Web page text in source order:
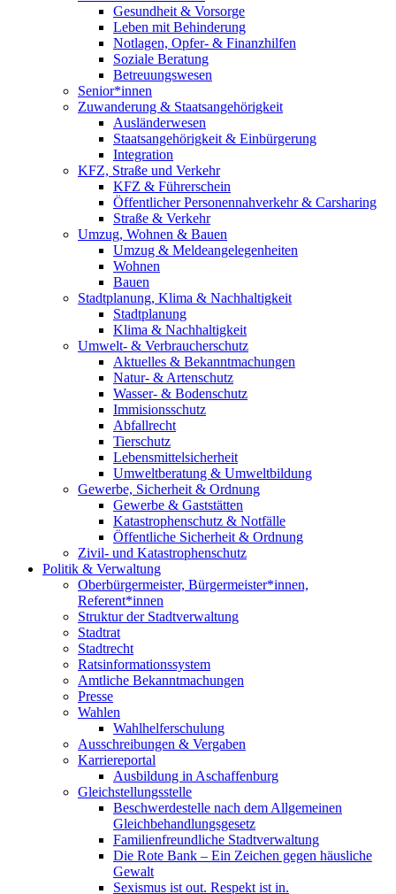
Gesundheit & Vorsorge
Leben mit Behinderung
Notlagen, Opfer- & Finanzhilfen
Soziale Beratung
Betreuungswesen
Senior*innen
Zuwanderung & Staatsangehörigkeit
Ausländerwesen
Staatsangehörigkeit & Einbürgerung
Integration
KFZ, Straße und Verkehr
KFZ & Führerschein
Öffentlicher Personennahverkehr & Carsharing
Straße & Verkehr
Umzug, Wohnen & Bauen
Umzug & Meldeangelegenheiten
Wohnen
Bauen
Stadtplanung, Klima & Nachhaltigkeit
Stadtplanung
Klima & Nachhaltigkeit
Umwelt- & Verbraucherschutz
Aktuelles & Bekanntmachungen
Natur- & Artenschutz
Wasser- & Bodenschutz
Immisionsschutz
Abfallrecht
Tierschutz
Lebensmittelsicherheit
Umweltberatung & Umweltbildung
Gewerbe, Sicherheit & Ordnung
Gewerbe & Gaststätten
Katastrophenschutz & Notfälle
Öffentliche Sicherheit & Ordnung
Zivil- und Katastrophenschutz
Politik & Verwaltung
Oberbürgermeister, Bürgermeister*innen,
Referent*innen
Struktur der Stadtverwaltung
Stadtrat
Stadtrecht
Ratsinformationssystem
Amtliche Bekanntmachungen
Presse
Wahlen
Wahlhelferschulung
Ausschreibungen & Vergaben
Karriereportal
Ausbildung in Aschaffenburg
Gleichstellungsstelle
Beschwerdestelle nach dem Allgemeinen
Gleichbehandlungsgesetz
Familienfreundliche Stadtverwaltung
Die Rote Bank – Ein Zeichen gegen häusliche
Gewalt
Sexismus ist out. Respekt ist in.